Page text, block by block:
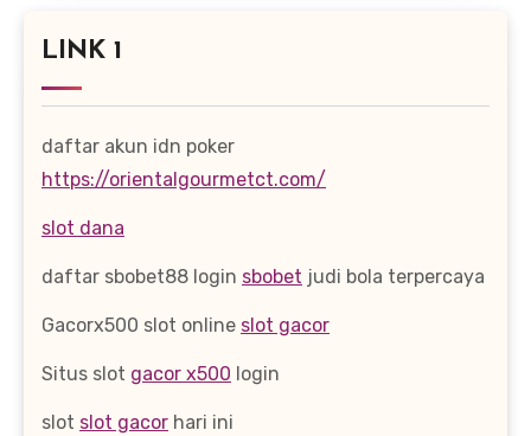
LINK 1
daftar akun idn poker
https://orientalgourmetct.com/
slot dana
daftar sbobet88 login sbobet judi bola terpercaya
Gacorx500 slot online slot gacor
Situs slot gacor x500 login
slot slot gacor hari ini